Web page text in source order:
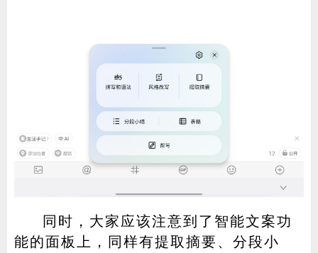
同时，大家应该注意到了智能文案功
能的面板上，同样有提取摘要、分段小